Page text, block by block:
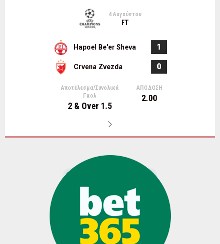
4 Αυγούστου
FT
Hapoel Be'er Sheva
Crvena Zvezda
1
0
Αποτέλεσμα/Συνολικά
Γκολ
2 & Over 1.5
ΑΠΟΔΟΣΗ
2.00